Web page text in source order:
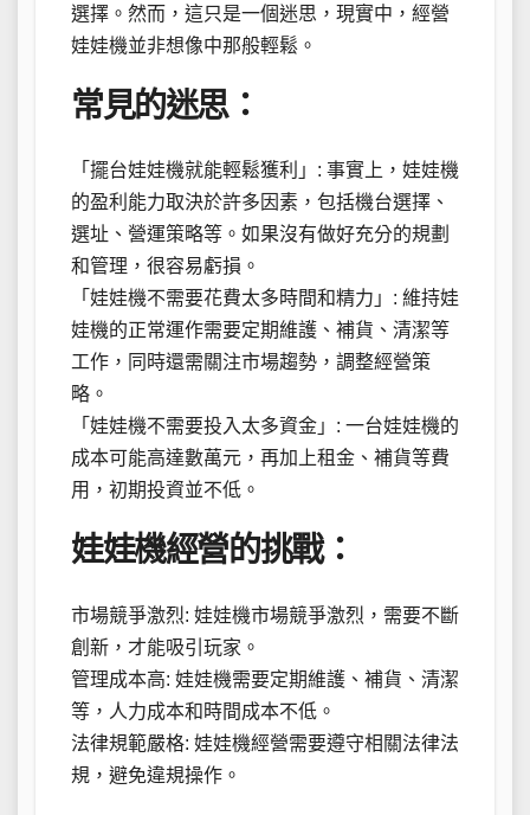
選擇。然而，這只是一個迷思，現實中，經營
娃娃機並非想像中那般輕鬆。
常見的迷思：
「擺台娃娃機就能輕鬆獲利」: 事實上，娃娃機
的盈利能力取決於許多因素，包括機台選擇、
選址、營運策略等。如果沒有做好充分的規劃
和管理，很容易虧損。
「娃娃機不需要花費太多時間和精力」: 維持娃
娃機的正常運作需要定期維護、補貨、清潔等
工作，同時還需關注市場趨勢，調整經營策
略。
「娃娃機不需要投入太多資金」: 一台娃娃機的
成本可能高達數萬元，再加上租金、補貨等費
用，初期投資並不低。
娃娃機經營的挑戰：
市場競爭激烈: 娃娃機市場競爭激烈，需要不斷
創新，才能吸引玩家。
管理成本高: 娃娃機需要定期維護、補貨、清潔
等，人力成本和時間成本不低。
法律規範嚴格: 娃娃機經營需要遵守相關法律法
規，避免違規操作。